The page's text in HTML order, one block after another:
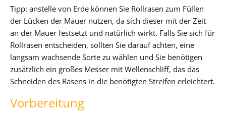
Tipp: anstelle von Erde können Sie Rollrasen zum Füllen
der Lücken der Mauer nutzen, da sich dieser mit der Zeit
an der Mauer festsetzt und natürlich wirkt. Falls Sie sich für
Rollrasen entscheiden, sollten Sie darauf achten, eine
langsam wachsende Sorte zu wählen und Sie benötigen
zusätzlich ein großes Messer mit Wellenschliff, das das
Schneiden des Rasens in die benötigten Streifen erleichtert.
Vorbereitung